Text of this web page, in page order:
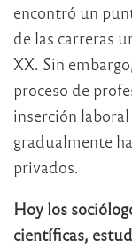
encontró un
de las carreras
XX. Sin
proceso de
inserción
gradualmente
privados.
Hoy los
científicas,